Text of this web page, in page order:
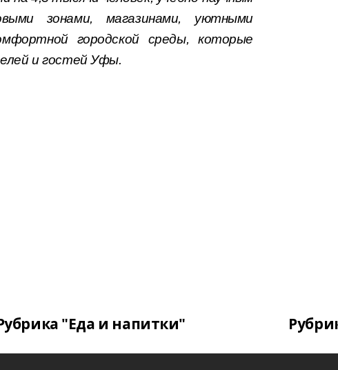
зонами, магазинами, уютными
городской среды, которые
и гостей Уфы.
"Еда и напитки"